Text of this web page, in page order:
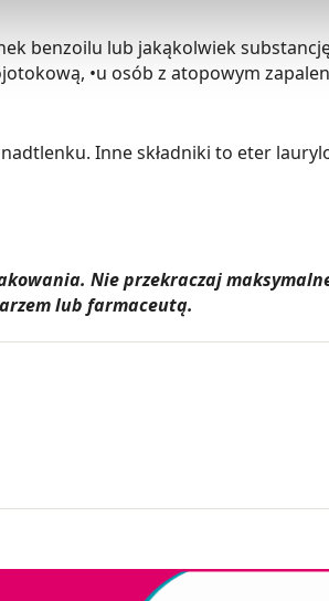
benzoilu lub jakąkolwiek
•u osób z atopowym
Inne składniki to eter
Nie przekraczaj
lub farmaceutą.